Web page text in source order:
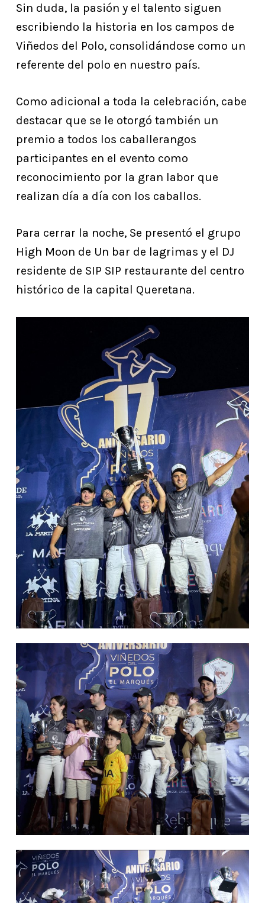
Sin duda, la pasión y el talento siguen
escribiendo la historia en los campos de
Viñedos del Polo, consolidándose como un
referente del polo en nuestro país.
Como adicional a toda la celebración, cabe
destacar que se le otorgó también un
premio a todos los caballerangos
participantes en el evento como
reconocimiento por la gran labor que
realizan día a día con los caballos.
Para cerrar la noche, Se presentó el grupo
High Moon de Un bar de lagrimas y el DJ
residente de SIP SIP restaurante del centro
histórico de la capital Queretana.